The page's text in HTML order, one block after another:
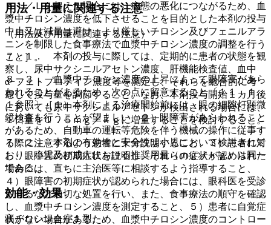
ｏｌ／Ｌを超えた場合には、病態の悪化につながるため、血
漿中チロシン濃度を低下させることを目的とした本剤の投与
中止又は減量は避け、より厳しいチロシン及びフェニルアラ
ニンを制限した食事療法で血漿中チロシン濃度の調整を行う
こと］。
８．３． 血漿中チロシン濃度の上昇によって眼障害があら
われることがあるため、次の点に留意すること〔１１．１．
１参照〕［１）本剤による治療開始前には、眼の細隙灯顕微
鏡検査を行うことが望ましい、２）眼障害があらわれること
があるため、自動車の運転等危険を伴う機械の操作に従事す
る際に注意するよう患者に十分説明すること、３）患者に対
し、眼障害の初期症状を説明し、それらの症状が認められた
場合には、直ちに主治医等に相談するよう指導すること、
４）眼障害の初期症状が認められた場合には、眼科医を受診
させるなど適切な処置を行い、また、食事療法の順守を確認
し、血漿中チロシン濃度を測定すること、５）患者に自覚症
状がない場合があるため、血漿中チロシン濃度のコントロー
用法・用量に関連する注意
（用法及び用量に関連する注意）
７．１． 本剤の投与に際しては、定期的に患者の状態を観
察し、尿中サクシニルアセトン濃度、肝機能検査値、血中
α−フェトプロテイン濃度等を測定し、それらを総合的に考
慮して投与量を調節すること。なお、本剤投与開始１カ月後
においても尿中サクシニルアセトンが検出される場合には、
１日量を１．５ｍｇ／ｋｇに増量することを検討すること。
７．２． 本剤の有効性と安全性は小児において検討されて
おり、小児及び成人における推奨用量（ｍｇ／ｋｇ）は同一
である。
効能・効果
高チロシン血症１型。